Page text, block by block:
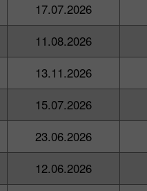
17.07.2026
11.08.2026
13.11.2026
15.07.2026
23.06.2026
12.06.2026